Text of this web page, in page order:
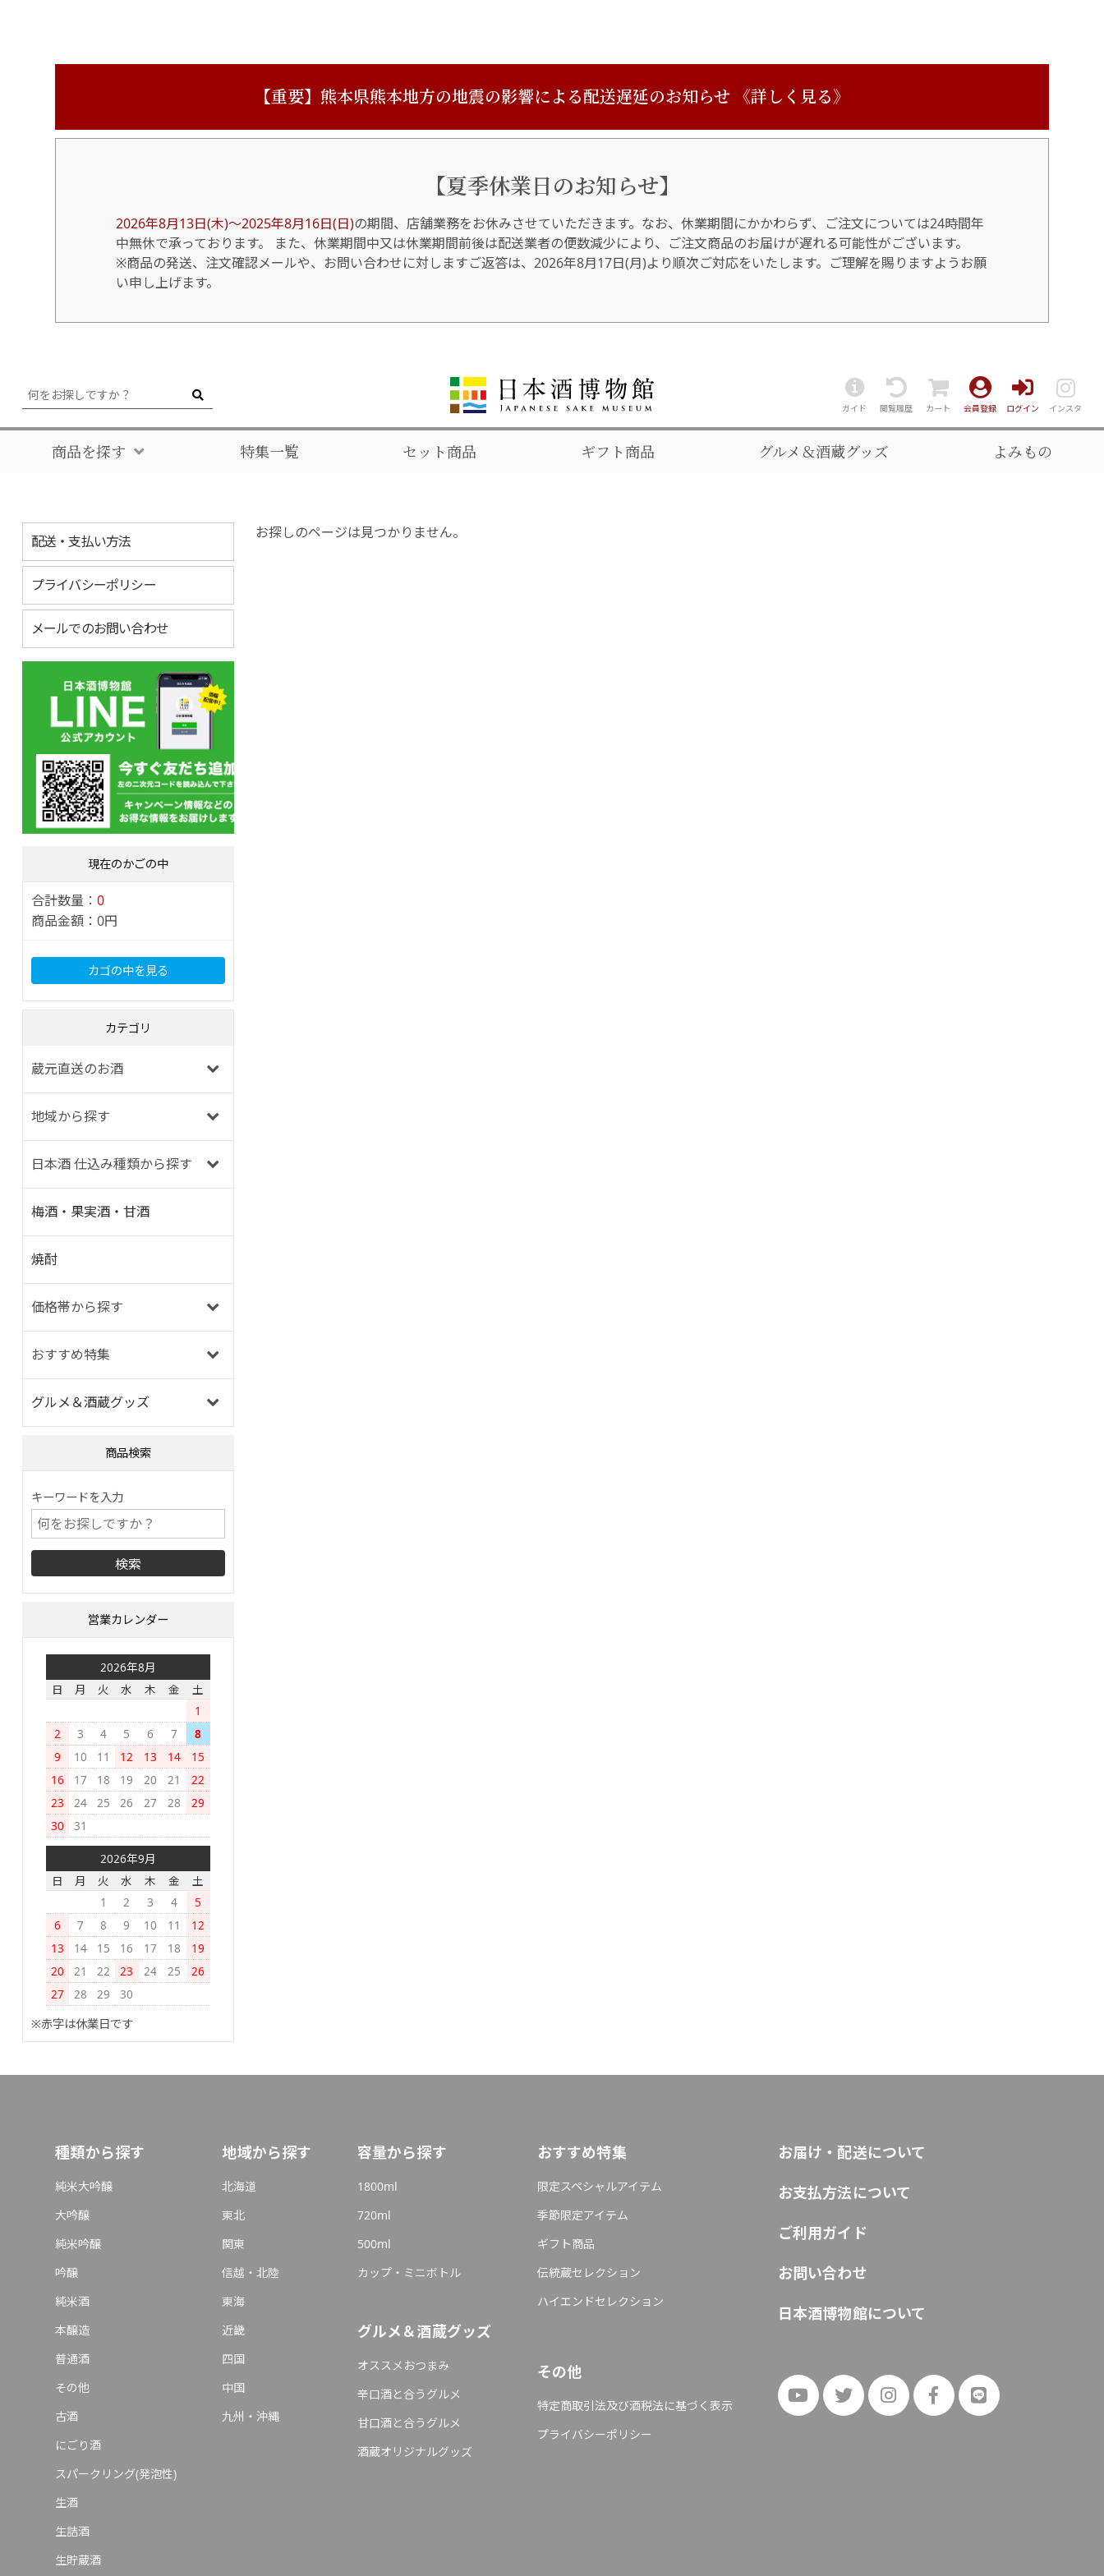
【重要】熊本県熊本地方の地震の影響による配送遅延のお知らせ 《詳しく見る》
【夏季休業日のお知らせ】
2026年8月13日(木)～2025年8月16日(日)の期間、店舗業務をお休みさせていただきます。なお、休業期間にかかわらず、ご注文については24時間年
中無休で承っております。 また、休業期間中又は休業期間前後は配送業者の便数減少により、ご注文商品のお届けが遅れる可能性がございます。
※商品の発送、注文確認メールや、お問い合わせに対しますご返答は、2026年8月17日(月)より順次ご対応をいたします。ご理解を賜りますようお願
い申し上げます。
ガイド 閲覧履歴 カート 会員登録 ログイン インスタ
商品を探す 特集一覧 セット商品 ギフト商品 グルメ＆酒蔵グッズ よみもの
配送・支払い方法
プライバシーポリシー
メールでのお問い合わせ
現在のかごの中
合計数量： 0
商品金額： 0円
カゴの中を見る
カテゴリ
蔵元直送のお酒
地域から探す
日本酒 仕込み種類から探す
梅酒・果実酒・甘酒
焼酎
価格帯から探す
おすすめ特集
グルメ＆酒蔵グッズ
商品検索
キーワードを入力
営業カレンダー
2026年8月
日
月 火 水 木 金
土
1
2
3 4 5 6 7
8
9
10 11 12 13 14
15
16
17 18 19 20 21
22
23
24 25 26 27 28
29
30
31
2026年9月
日
月 火 水 木 金
土
1
2 3 4
5
6
7 8 9 10 11
12
13
14 15 16 17 18
19
20
21 22 23 24 25
26
27
28 29
30
※赤字は休業日です
お探しのページは見つかりません。
種類から探す
純米大吟醸
大吟醸
純米吟醸
吟醸
純米酒
本醸造
普通酒
その他
古酒
にごり酒
スパークリング(発泡性)
生酒
生詰酒
生貯蔵酒
地域から探す
北海道
東北
関東
信越・北陸
東海
近畿
四国
中国
九州・沖縄
容量から探す
1800ml
720ml
500ml
カップ・ミニボトル
グルメ＆酒蔵グッズ
オススメおつまみ
辛口酒と合うグルメ
甘口酒と合うグルメ
酒蔵オリジナルグッズ
おすすめ特集
限定スペシャルアイテム
季節限定アイテム
ギフト商品
伝統蔵セレクション
ハイエンドセレクション
その他
特定商取引法及び酒税法に基づく表示
プライバシーポリシー
お届け・配送について
お支払方法について
ご利用ガイド
お問い合わせ
日本酒博物館について